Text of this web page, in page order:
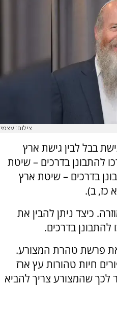
צילום: עצמי
בבל לבין גישת ארץ
להתבונן בדרכים – שיטת
בדרכים – שיטת ארץ
כז, ב).
כיצד ניתן להבין את
בדרכים.
פרשת טהרת המצורע.
חיות טהורות עץ ארז
לכך שהמצורע צריך להביא